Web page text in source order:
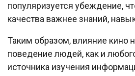
популяризуется убеждение,
качества важнее знаний,
Таким образом, влияние кино
поведение людей, как и
источника изучения